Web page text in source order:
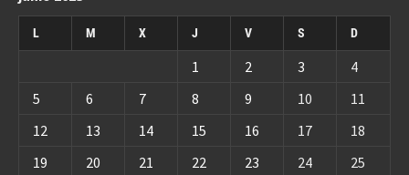
L M X J V S D
1 2 3
4
5
6 7 8 9 10
11
12
13 14 15 16 17
18
19
20 21 22 23 24 25